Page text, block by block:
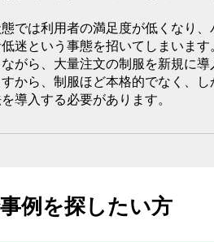
では利用者の満足度が低くなり、
迷という事態を招いてしまいます
ながら、大量注文の制服を新規に
から、制服ほど本格的でなく、
導入する必要があります。
例を探したい方